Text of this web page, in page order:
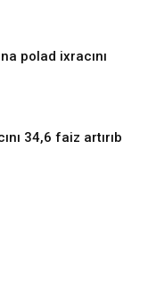
polad ixracını
34,6 faiz artırıb